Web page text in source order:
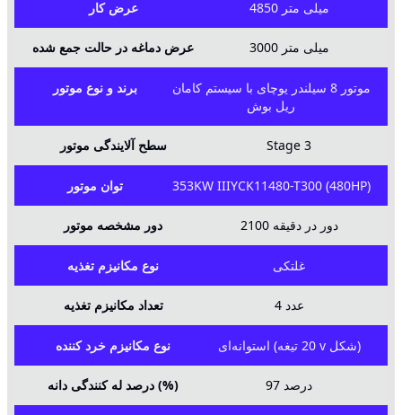
عرض کار 4850 میلی متر
عرض دماغه در حالت جمع شده 3000 میلی متر
برند و نوع موتور
موتور 8 سیلندر یوچای با سیستم کامان
ریل بوش
سطح آلایندگی موتور Stage 3
توان موتور 353KW IIIYCK11480-T300 (480HP)
دور مشخصه موتور 2100 دور در دقیقه
نوع مکانیزم تغذیه غلتکی
تعداد مکانیزم تغذیه 4 عدد
نوع مکانیزم خرد کننده استوانه‌ای (20 تیغه v شکل)
درصد له کنندگی دانه (%) 97 درصد